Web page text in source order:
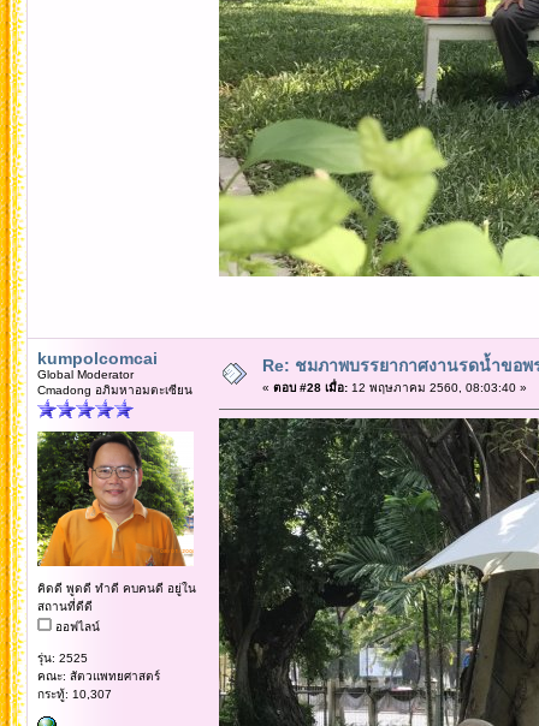
kumpolcomcai
Global Moderator
Cmadong อภิมหาอมตะเซียน
คิดดี พูดดี ทำดี คบคนดี อยู่ใน
สถานที่ดีดี
ออฟไลน์
รุ่น: 2525
คณะ: สัตวแพทยศาสตร์
กระทู้: 10,307
Re: ชมภาพบรรยากาศงานรดน้ำขอ
« ตอบ #28 เมื่อ:12 พฤษภาคม 2560, 08:03:40 »